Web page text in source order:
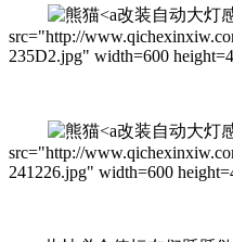
改装自动大灯
src="http://
235D2.jpg" width=600
改装自动大灯
src="http://
241226.jpg" width=600